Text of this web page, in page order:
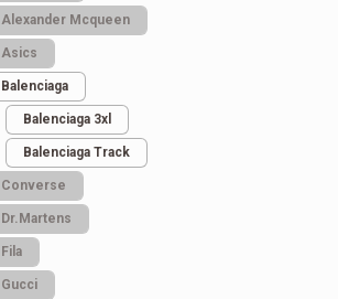
Alexander Mcqueen
Asics
Balenciaga
Balenciaga 3xl
Balenciaga Track
Converse
Dr.Martens
Fila
Gucci